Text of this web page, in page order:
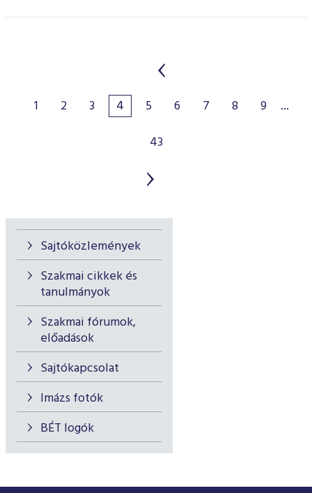
Sajtóközlemények
Szakmai cikkek és
tanulmányok
Szakmai fórumok,
előadások
Sajtókapcsolat
Imázs fotók
BÉT logók
1 2 3 4 5 6 7 8 9
...
43